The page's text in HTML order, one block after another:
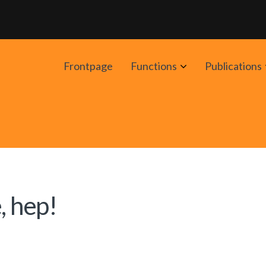
Frontpage Functions AvaaPublications
hep!